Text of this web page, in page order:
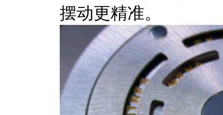
摆动更精准。